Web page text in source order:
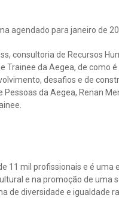
agendado para janeiro de
consultoria de Recursos
da Aegea, de como é
desafios e de
da Aegea, Renan
11 mil profissionais e é
e na promoção de uma
de diversidade e igualdade